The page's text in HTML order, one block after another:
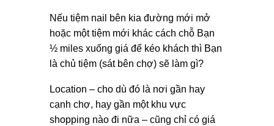
Nếu tiệm nail bên kia đường mới mở
hoặc một tiệm mới khác cách chỗ Bạn
½ miles xuống giá để kéo khách thì Bạn
là chủ tiệm (sát bên chợ) sẽ làm gì?
Location – cho dù đó là nơi gần hay
cạnh chợ, hay gần một khu vực
shopping nào đi nữa – cũng chỉ có giá